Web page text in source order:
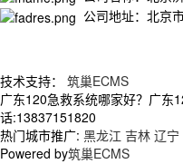
公司地址：北京
技术支持： 筑巢ECMS
广东120急救系统哪家好？广东
话:13837151820
热门城市推广: 黑龙江 吉林 辽宁
Powered by筑巢ECMS